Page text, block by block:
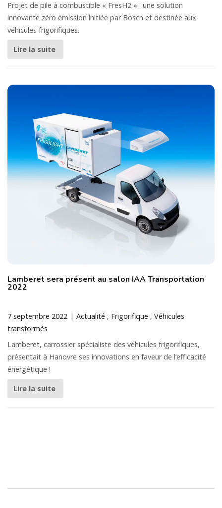
Projet de pile à combustible « FresH2 » : une solution
innovante zéro émission initiée par Bosch et destinée aux
véhicules frigorifiques.
Lire la suite
Lamberet sera présent au salon IAA Transportation
2022
7 septembre 2022 Actualité Frigorifique
Véhicules
transformés
Lamberet, carrossier spécialiste des véhicules frigorifiques,
présentait à Hanovre ses innovations en faveur de l’efficacité
énergétique !
Lire la suite